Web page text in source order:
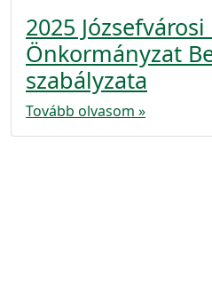
2025
Önkormányzat
szabályzata
Tovább olvasom »